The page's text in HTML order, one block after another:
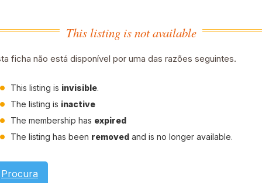
This listing is not available
ficha não está disponível por uma das razões seguintes.
This listing is invisible.
The listing is inactive
The membership has expired
The listing has been removed and is no longer available.
Procura